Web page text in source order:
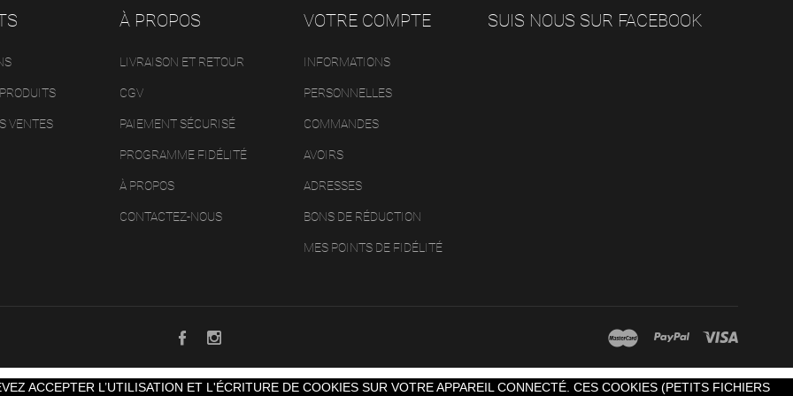
VENTES
À PROPOS
LIVRAISON ET RETOUR
CGV
PAIEMENT SÉCURISÉ
PROGRAMME FIDÉLITÉ
À PROPOS
CONTACTEZ-NOUS
VOTRE COMPTE
INFORMATIONS
PERSONNELLES
COMMANDES
AVOIRS
ADRESSES
BONS DE RÉDUCTION
MES POINTS DE FIDÉLITÉ
SUIS NOUS SUR FACEBOOK
ACCEPTER L’UTILISATION ET L'ÉCRITURE DE COOKIES SUR VOTRE APPAREIL CONNECTÉ. CES COOKIES (PETITS FICHIERS